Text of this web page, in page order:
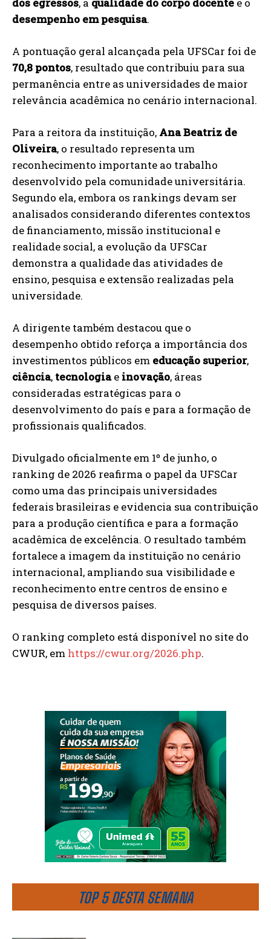
TOP 5 DESTA SEMANA
desempenho em pesquisa.
A pontuação geral alcançada pela UFSCar foi de
70,8 pontos, resultado que contribuiu para sua
permanência entre as universidades de maior
relevância acadêmica no cenário internacional.
Para a reitora da instituição, Ana Beatriz de
Oliveira, o resultado representa um
reconhecimento importante ao trabalho
desenvolvido pela comunidade universitária.
Segundo ela, embora os rankings devam ser
analisados considerando diferentes contextos
de financiamento, missão institucional e
realidade social, a evolução da UFSCar
demonstra a qualidade das atividades de
ensino, pesquisa e extensão realizadas pela
universidade.
A dirigente também destacou que o
desempenho obtido reforça a importância dos
investimentos públicos em educação superior,
ciência, tecnologiae inovação, áreas
consideradas estratégicas para o
desenvolvimento do país e para a formação de
profissionais qualificados.
Divulgado oficialmente em 1º de junho, o
ranking de 2026 reafirma o papel da UFSCar
como uma das principais universidades
federais brasileiras e evidencia sua contribuição
para a produção científica e para a formação
acadêmica de excelência. O resultado também
fortalece a imagem da instituição no cenário
internacional, ampliando sua visibilidade e
reconhecimento entre centros de ensino e
pesquisa de diversos países.
O ranking completo está disponível no site do
CWUR, em https://cwur.org/2026.php.